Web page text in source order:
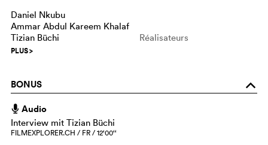
Daniel Nkubu
Ammar Abdul Kareem Khalaf
Tizian Büchi
Réalisateurs
PLUS>
BONUS o
h Audio
Interview mit Tizian Büchi
FILMEXPLORER.CH / FR / 12‘00‘‘